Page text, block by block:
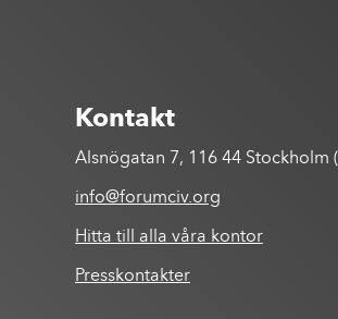
Kontakt
Alsnögatan 7, 116 44 Stockholm (
info@forumciv.org
Hitta till alla våra kontor
Presskontakter